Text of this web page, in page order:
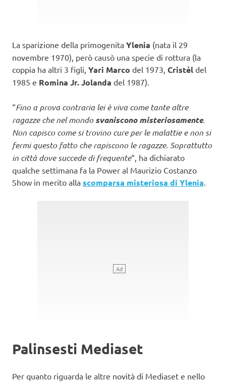
La sparizione della primogenita Ylenia (nata il 29
novembre 1970), però causò una specie di rottura (la
coppia ha altri 3 figli, Yari Marco del 1973, Cristèl del
1985 e Romina Jr. Jolanda del 1987).
“Fino a prova contraria lei è viva come tante altre
ragazze che nel mondosvaniscono misteriosamente.
Non capisco come si trovino cure per le malattie e non si
fermi questo fatto che rapiscono le ragazze. Soprattutto
in città dove succede di frequente“, ha dichiarato
qualche settimana fa la Power al Maurizio Costanzo
Show in merito alla scomparsa misteriosa di Ylenia
Palinsesti Mediaset
Per quanto riguarda le altre novità di Mediaset e nello